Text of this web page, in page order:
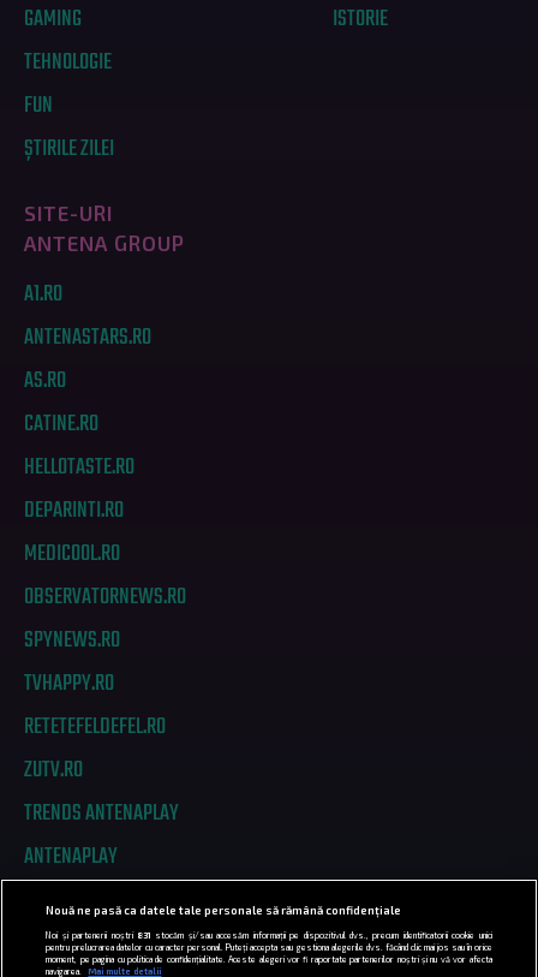
GAMING
TEHNOLOGIE
FUN
ȘTIRILE ZILEI
ISTORIE
SITE-URI
ANTENA GROUP
A1.RO
ANTENASTARS.RO
AS.RO
CATINE.RO
HELLOTASTE.RO
DEPARINTI.RO
MEDICOOL.RO
OBSERVATORNEWS.RO
SPYNEWS.RO
TVHAPPY.RO
RETETEFELDEFEL.RO
ZUTV.RO
TRENDS ANTENAPLAY
ANTENAPLAY
PRIVACY
Nouă ne pasă ca datele tale personale să rămână confidențiale
Noi și partenerii noștri 831
stocăm și/sau accesăm informații pe dispozitivul dvs., precum identificatorii cookie unici
pentru prelucrarea datelor cu caracter personal. Puteți accepta sau gestiona alegerile dvs. făcând clic mai jos sau în orice
moment, pe pagina cu politica de confidențialitate. Aceste alegeri vor fi raportate partenerilor noștri și nu vă vor afecta
navigarea.
Mai multe detalii